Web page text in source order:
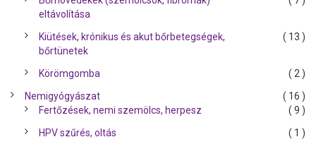
eltávolítása
Kiütések, krónikus és akut bőrbetegségek,
bőrtünetek
( 13 )
Körömgomba
( 2 )
Nemigyógyászat
( 16 )
Fertőzések, nemi szemölcs, herpesz
( 9 )
HPV szűrés, oltás
( 1 )